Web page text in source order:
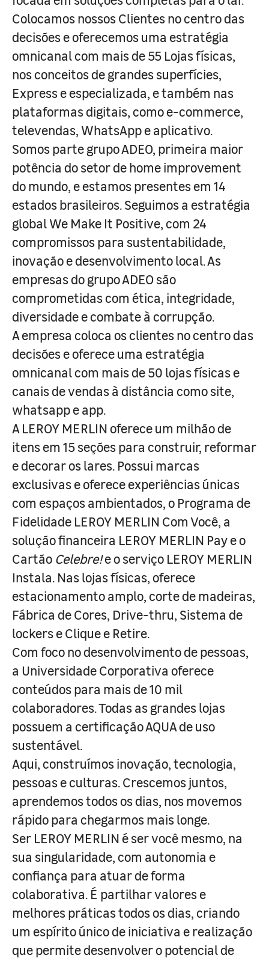
Colocamos nossos Clientes no centro das
decisões e oferecemos uma estratégia
omnicanal com mais de 55 Lojas físicas,
nos conceitos de grandes superfícies,
Express e especializada, e também nas
plataformas digitais, como e-commerce,
televendas, WhatsApp e aplicativo.
Somos parte grupo ADEO, primeira maior
potência do setor de home improvement
do mundo, e estamos presentes em 14
estados brasileiros. Seguimos a estratégia
global We Make It Positive, com 24
compromissos para sustentabilidade,
inovação e desenvolvimento local. As
empresas do grupo ADEO são
comprometidas com ética, integridade,
diversidade e combate à corrupção.
A empresa coloca os clientes no centro das
decisões e oferece uma estratégia
omnicanal com mais de 50 lojas físicas e
canais de vendas à distância como site,
whatsapp e app.
A LEROY MERLIN oferece um milhão de
itens em 15 seções para construir, reformar
e decorar os lares. Possui marcas
exclusivas e oferece experiências únicas
com espaços ambientados, o Programa de
Fidelidade LEROY MERLIN Com Você, a
solução financeira LEROY MERLIN Pay e o
Cartão Celebre!e o serviço LEROY MERLIN
Instala. Nas lojas físicas, oferece
estacionamento amplo, corte de madeiras,
Fábrica de Cores, Drive-thru, Sistema de
lockers e Clique e Retire.
Com foco no desenvolvimento de pessoas,
a Universidade Corporativa oferece
conteúdos para mais de 10 mil
colaboradores. Todas as grandes lojas
possuem a certificação AQUA de uso
sustentável.
Aqui, construímos inovação, tecnologia,
pessoas e culturas. Crescemos juntos,
aprendemos todos os dias, nos movemos
rápido para chegarmos mais longe.
Ser LEROY MERLIN é ser você mesmo, na
sua singularidade, com autonomia e
confiança para atuar de forma
colaborativa. É partilhar valores e
melhores práticas todos os dias, criando
um espírito único de iniciativa e realização
que permite desenvolver o potencial de